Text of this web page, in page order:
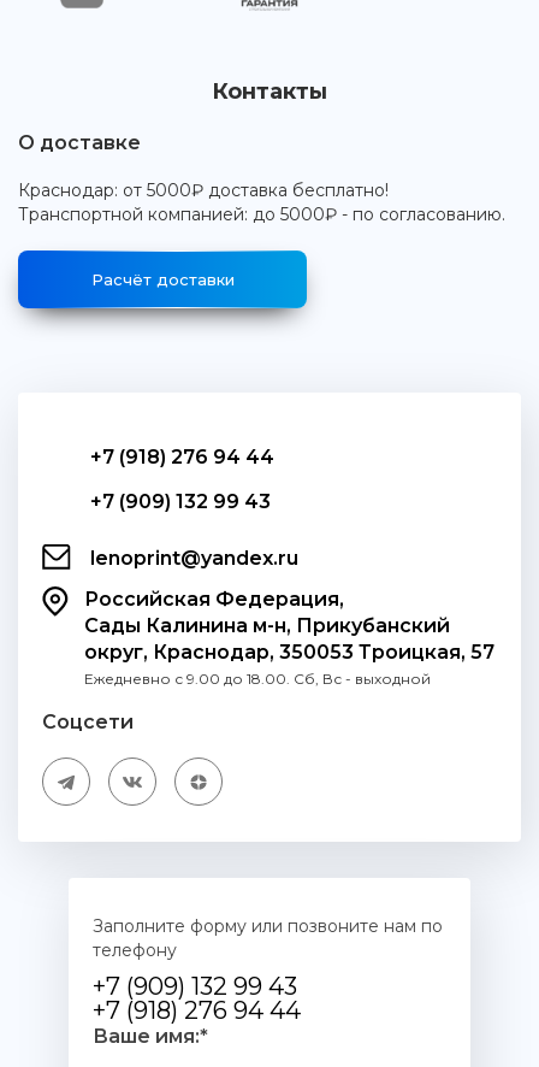
Контакты
О доставке
Краснодар: от 5000₽ доставка бесплатно!
Транспортной компанией: до 5000₽ - по согласованию.
Расчёт доставки
+7 (918) 276 94 44
+7 (909) 132 99 43
lenoprint@yandex.ru
Российская Федерация,
Сады Калинина м-н, Прикубанский
округ, Краснодар, 350053 Троицкая, 57
Ежедневно с 9.00 до 18.00. Сб, Вс - выходной
Соцсети
Заполните форму или позвоните нам по
телефону
+7 (909) 132 99 43
+7 (918) 276 94 44
Ваше имя:*